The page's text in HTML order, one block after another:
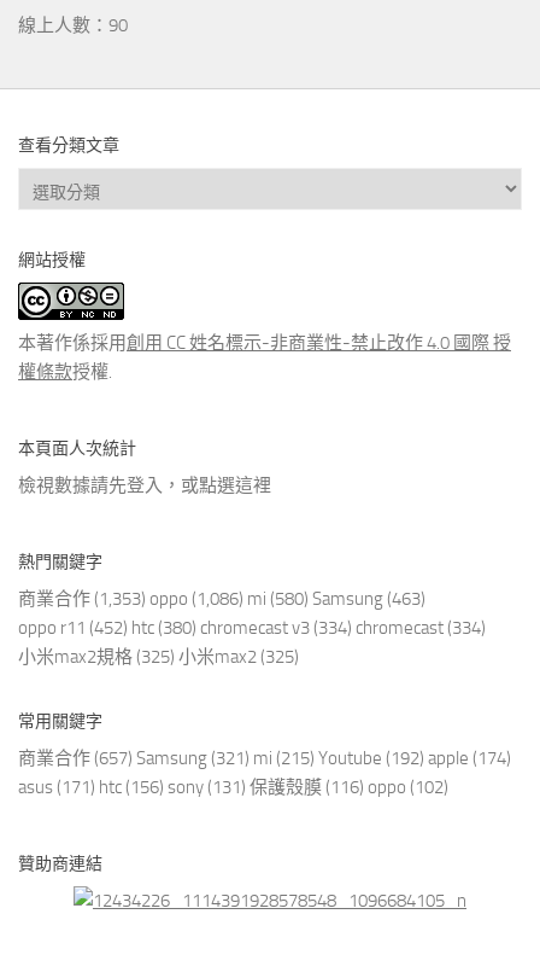
線上人數：90
查看分類文章
查
看
類
文
章
網站授權
本著作係採用創用 CC 姓名標示-非商業性-禁止改作 4.0 國際 授
權條款授權.
本頁面人次統計
檢視數據請先登入，或點選這裡
熱門關鍵字
商業合作 (1,353) oppo (1,086) mi (580) Samsung (463)
oppo r11 (452) htc (380) chromecast v3 (334) chromecast (334)
小米max2規格 (325) 小米max2 (325)
常用關鍵字
商業合作 (657) Samsung (321) mi (215) Youtube (192) apple (174)
asus (171) htc (156) sony (131) 保護殼膜 (116) oppo (102)
贊助商連結